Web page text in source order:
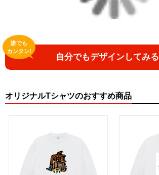
自分でもデザインしてみる
誰でも
カンタン!
オリジナルTシャツのおすすめ商品